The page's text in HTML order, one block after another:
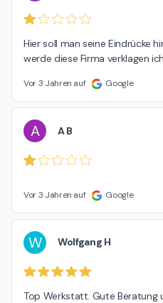
Hier soll man seine Eindrücke
werde diese Firma verklagen
Vor 3 Jahren auf Google
A A B
Vor 3 Jahren auf Google
W Wolfgang H
Top Werkstatt. Gute Beratung